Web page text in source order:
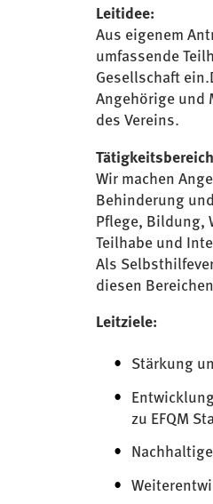
Leitidee:
Aus eigenem
umfassende
Gesellschaft
Angehörige und
des Vereins.
Wir machen
Behinderung
Pflege, Bildung,
Teilhabe und
Als
diesen
Leitziele:
Stärkung
zu EFQM